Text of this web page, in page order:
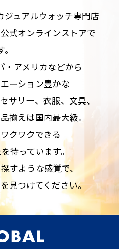
ジュアルウォッチ専門店
式オンラインストアで
。
・アメリカなどから
ーション豊かな
サリー、衣服、文具、
揃えは国内最大級。
クワクできる
待っています。
すような感覚で、
見つけてください。